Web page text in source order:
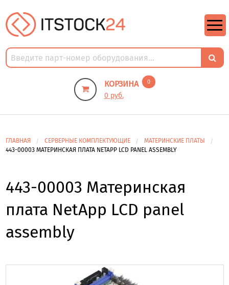
КОРЗИНА 0
0 руб.
ГЛАВНАЯ СЕРВЕРНЫЕ КОМПЛЕКТУЮЩИЕ
МАТЕРИНСКИЕ ПЛАТЫ
443-00003 МАТЕРИНСКАЯ ПЛАТА NETAPP LCD PANEL ASSEMBLY
443-00003 Материнская
плата NetApp LCD panel
assembly